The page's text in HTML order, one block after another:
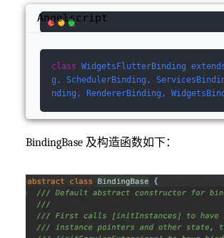
class WidgetsFlutterBinding
g, SchedulerBinding ,
nding , RendererBinding ,
Angelscript
BindingBase 及构造函数如下：